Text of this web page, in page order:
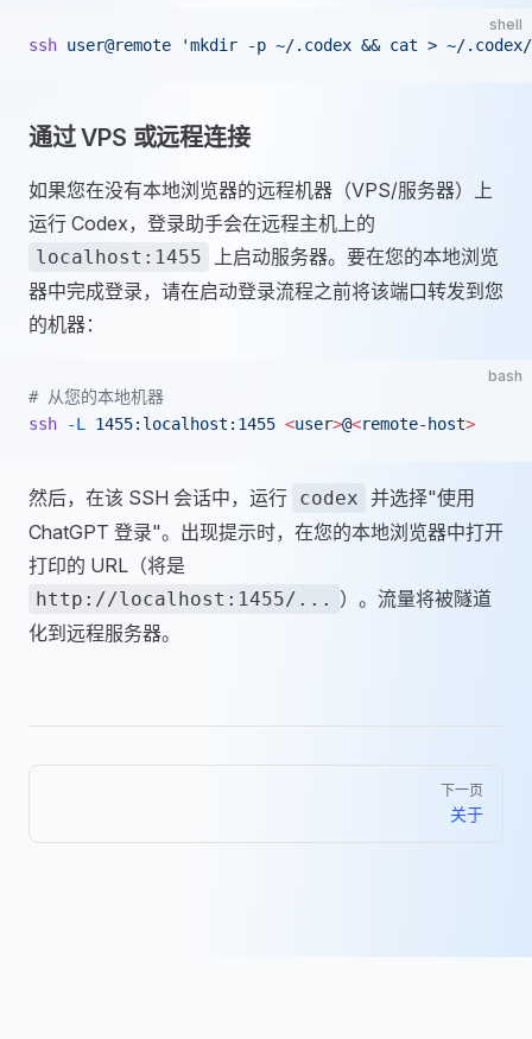
shell
ssh user@remote 'mkdir -p ~/.codex && cat > ~/
通过 VPS 或远程连接
如果您在没有本地浏览器的远程机器（VPS/服务器）上
运行 Codex，登录助手会在远程主机上的
localhost:1455
上启动服务器。要在您的本地浏览
器中完成登录，请在启动登录流程之前将该端口转发到您
的机器：
bash
# 从您的本地机器
ssh -L 1455:localhost:1455 <user>@<remote-host>
然后，在该 SSH 会话中，运行 codex 并选择"使用
ChatGPT 登录"。出现提示时，在您的本地浏览器中打开
打印的 URL（将是
http://localhost:1455/... ）。流量将被隧道
化到远程服务器。
Pager
下一页
关于